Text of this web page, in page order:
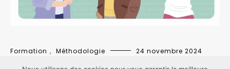
Formation , Méthodologie 24 novembre 2024